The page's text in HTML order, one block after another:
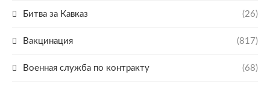
Битва за Кавказ (26)
Вакцинация (817)
Военная служба по контракту (68)